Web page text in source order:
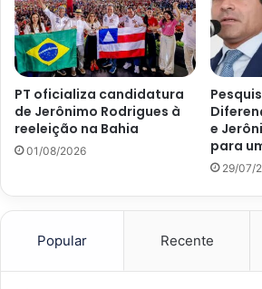
PT oficializa candidatura
de Jerônimo Rodrigues à
reeleição na Bahia
01/08/2026
e
para
29/07/
Popular Recente